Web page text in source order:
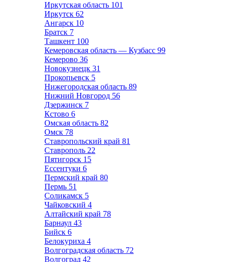
Иркутская область 101
Иркутск 62
Ангарск 10
Братск 7
Ташкент 100
Кемеровская область — Кузбасс 99
Кемерово 36
Новокузнецк 31
Прокопьевск 5
Нижегородская область 89
Нижний Новгород 56
Дзержинск 7
Кстово 6
Омская область 82
Омск 78
Ставропольский край 81
Ставрополь 22
Пятигорск 15
Ессентуки 6
Пермский край 80
Пермь 51
Соликамск 5
Чайковский 4
Алтайский край 78
Барнаул 43
Бийск 6
Белокуриха 4
Волгоградская область 72
Волгоград 42